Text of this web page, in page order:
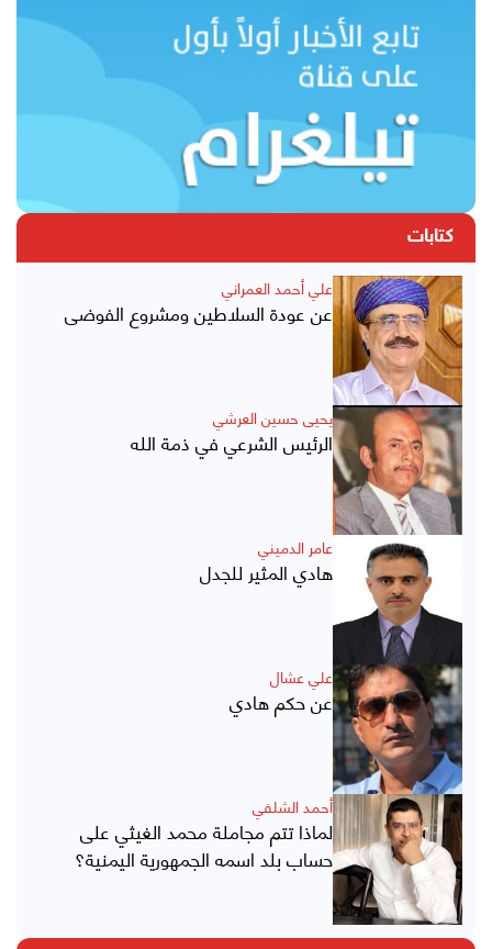
كتابات
علي أحمد العمراني
عن عودة السلاطين ومشروع الفوضى
يحيى حسين العرشي
الرئيس الشرعي في ذمة الله
عامر الدميني
هادي المثير للجدل
علي عشال
عن حكم هادي
أحمد الشلفي
لماذا تتم مجاملة محمد الغيثي على
حساب بلد اسمه الجمهورية اليمنية؟